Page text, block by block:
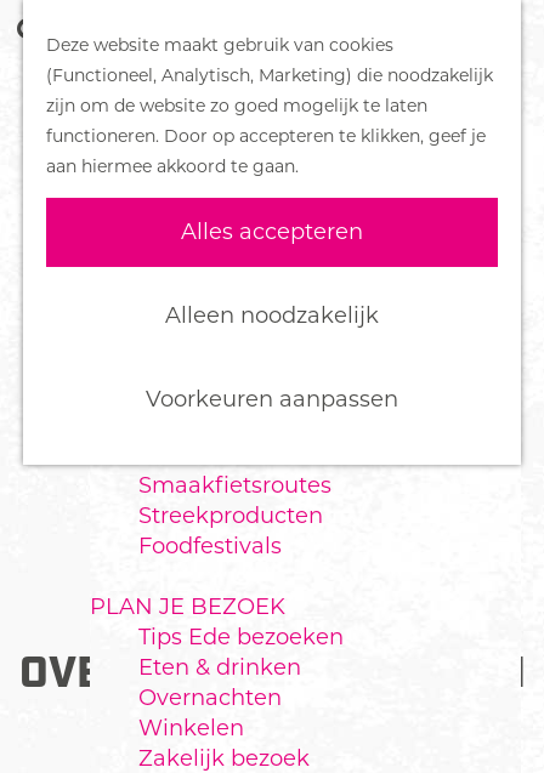
Deze website maakt gebruik van cookies
(Functioneel, Analytisch, Marketing) die noodzakelijk
zijn om de website zo goed mogelijk te laten
functioneren. Door op accepteren te klikken, geef je
aan hiermee akkoord te gaan.
Alles accepteren
Alleen noodzakelijk
Voorkeuren aanpassen
a
o
e
k
e
n
M
e
n
u
DORPEN
Bennekom
De Klomp
Deelen
Ederveen
Harskamp
Hoenderloo
Wekerom
Smaakfietsroutes
Streekproducten
Foodfestivals
PLAN JE BEZOEK
Tips Ede bezoeken
Eten & drinken
Overnachten
Winkelen
Zakelijk bezoek
OVENSCHOTEL MET PREI
EN GEHAKT